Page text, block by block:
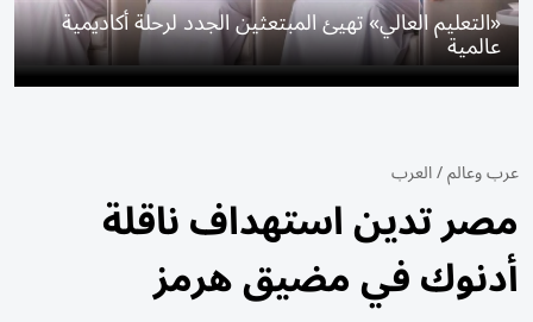
«التعليم العالي» تهيئ المبتعثين الجدد لرحلة أكاديمية
عالمية
عرب وعالم/العرب
مصر تدين استهداف ناقلة
أدنوك في مضيق هرمز